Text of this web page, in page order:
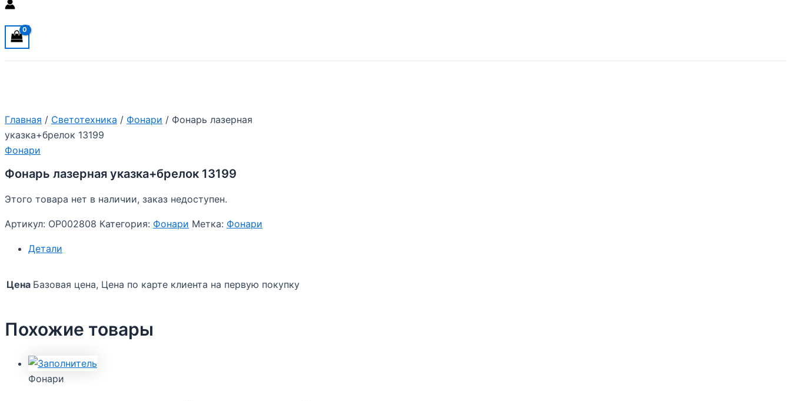
Главная / Светотехника / Фонари / Фонарь лазерная
указка+брелок 13199
Фонари
Фонарь лазерная указка+брелок 13199
Этого товара нет в наличии, заказ недоступен.
Артикул: OP002808 Категория: Фонари Метка: Фонари
Детали
Цена Базовая цена, Цена по карте клиента на первую покупку
Похожие товары
Фонари